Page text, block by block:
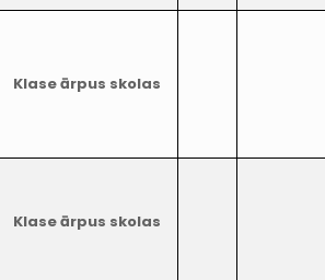
Klase ārpus skolas
Klase ārpus skolas